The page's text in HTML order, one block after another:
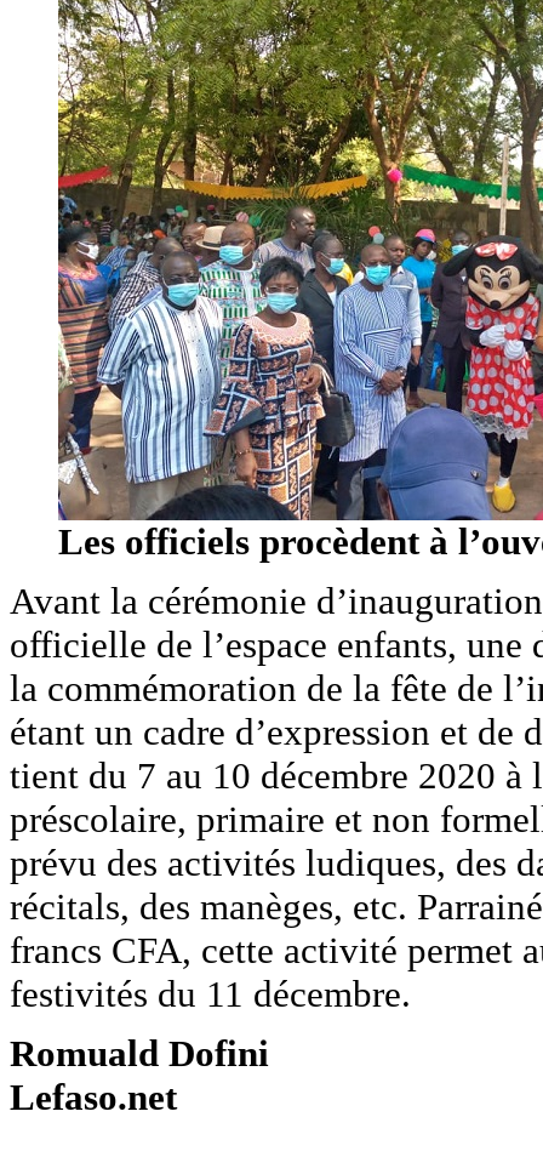
Les officiels procèdent à
Avant la cérémonie
officielle de l’espace enfants,
la commémoration de la fête de
étant un cadre d’expression et
tient du 7 au 10 décembre 2020
préscolaire, primaire et non
prévu des activités ludiques, des
récitals, des manèges, etc.
francs CFA, cette activité permet
festivités du 11 décembre.
Romuald Dofini
Lefaso.net